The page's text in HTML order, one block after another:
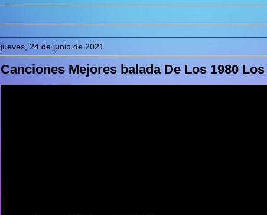
jueves, 24 de junio de 2021
Canciones Mejores balada De Los 1980